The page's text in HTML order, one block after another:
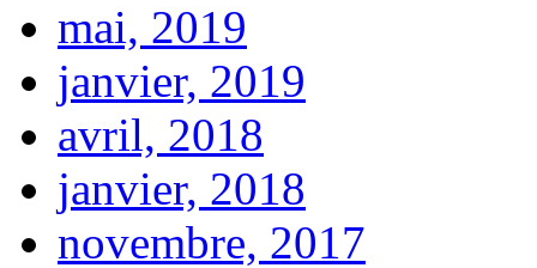
mai, 2019
janvier, 2019
avril, 2018
janvier, 2018
novembre, 2017